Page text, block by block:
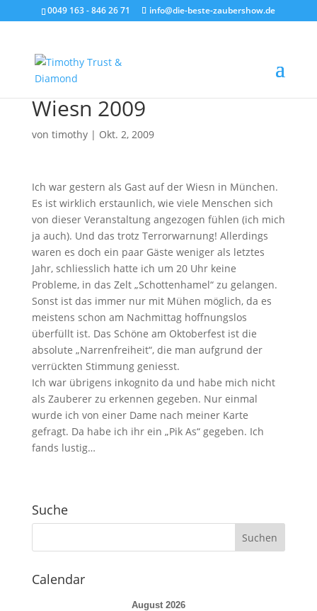
0049 163 - 846 26 71 info@die-beste-zaubershow.de
Wiesn 2009
von timothy| Okt. 2, 2009
Ich war gestern als Gast auf der Wiesn in München.
Es ist wirklich erstaunlich, wie viele Menschen sich
von dieser Veranstaltung angezogen fühlen (ich mich
ja auch). Und das trotz Terrorwarnung! Allerdings
waren es doch ein paar Gäste weniger als letztes
Jahr, schliesslich hatte ich um 20 Uhr keine
Probleme, in das Zelt „Schottenhamel“ zu gelangen.
Sonst ist das immer nur mit Mühen möglich, da es
meistens schon am Nachmittag hoffnungslos
überfüllt ist. Das Schöne am Oktoberfest ist die
absolute „Narrenfreiheit“, die man aufgrund der
verrückten Stimmung geniesst.
Ich war übrigens inkognito da und habe mich nicht
als Zauberer zu erkennen gegeben. Nur einmal
wurde ich von einer Dame nach meiner Karte
gefragt. Da habe ich ihr ein „Pik As“ gegeben. Ich
fands lustig…
Suche
Calendar
August 2026